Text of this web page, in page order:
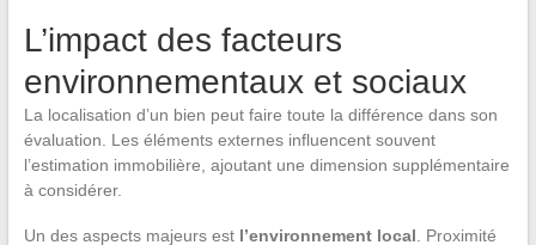
L’impact des facteurs
environnementaux et sociaux
La localisation d’un bien peut faire toute la différence dans son
évaluation. Les éléments externes influencent souvent
l’estimation immobilière, ajoutant une dimension supplémentaire
à considérer.
Un des aspects majeurs est l’environnement local . Proximité